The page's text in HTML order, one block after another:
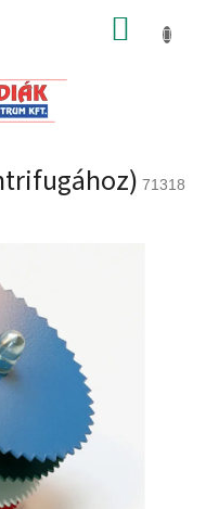
KOSÁR
71318